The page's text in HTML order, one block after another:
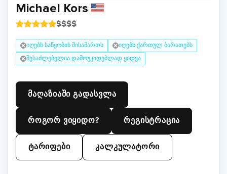
Michael Kors
$$$$
იღებს საწყობის მისამართს
იღებს ქართულ ბარათებს
შესაძლებელია დამოუკიდებლად ყიდვა
მაღაზიაში გადასვლა
როგორ ვიყიდო? რეგისტრაცია
ტარიფები კალკულატორი